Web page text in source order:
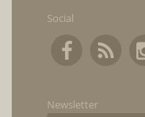
Social
Newsletter